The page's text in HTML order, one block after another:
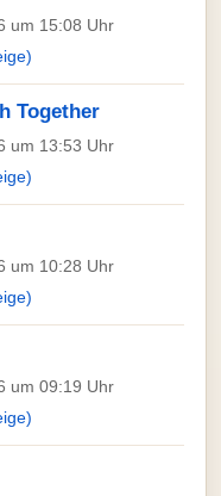
um 15:08 Uhr
Together
um 13:53 Uhr
um 10:28 Uhr
um 09:19 Uhr